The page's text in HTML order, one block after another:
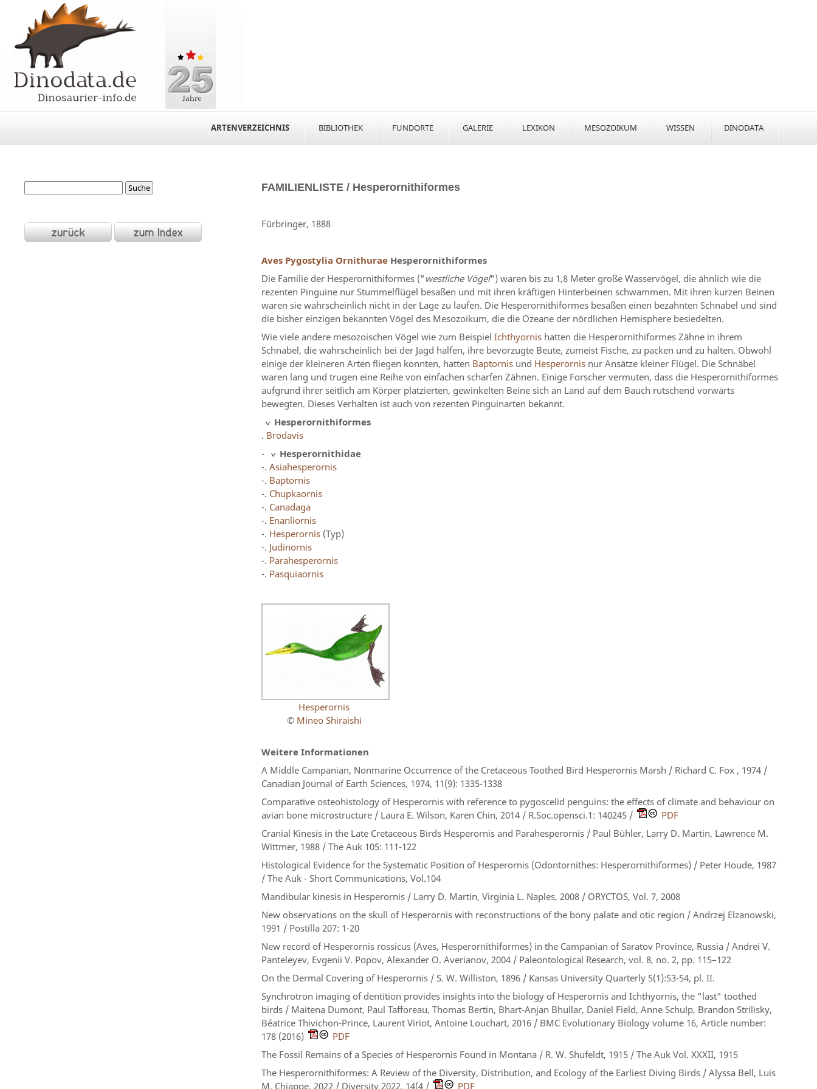
ARTENVERZEICHNIS BIBLIOTHEK FUNDORTE GALERIE LEXIKON MESOZOIKUM WISSEN DINODATA
FAMILIENLISTE / Hesperornithiformes
Fürbringer, 1888
Aves Pygostylia Ornithurae Hesperornithiformes
Die Familie der Hesperornithiformes (" westliche Vögel") waren bis zu 1,8 Meter große Wasservögel, die ähnlich wie die
rezenten Pinguine nur Stummelflügel besaßen und mit ihren kräftigen Hinterbeinen schwammen. Mit ihren kurzen Beinen
waren sie wahrscheinlich nicht in der Lage zu laufen. Die Hesperornithiformes besaßen einen bezahnten Schnabel und sind
die bisher einzigen bekannten Vögel des Mesozoikum, die die Ozeane der nördlichen Hemisphere besiedelten.
Wie viele andere mesozoischen Vögel wie zum Beispiel Ichthyornis hatten die Hesperornithiformes Zähne in ihrem
Schnabel, die wahrscheinlich bei der Jagd halfen, ihre bevorzugte Beute, zumeist Fische, zu packen und zu halten. Obwohl
einige der kleineren Arten fliegen konnten, hatten Baptornis und Hesperornis nur Ansätze kleiner Flügel. Die Schnäbel
waren lang und trugen eine Reihe von einfachen scharfen Zähnen. Einige Forscher vermuten, dass die Hesperornithiformes
aufgrund ihrer seitlich am Körper platzierten, gewinkelten Beine sich an Land auf dem Bauch rutschend vorwärts
bewegten. Dieses Verhalten ist auch von rezenten Pinguinarten bekannt.
Hesperornithiformes
. Brodavis
-
Hesperornithidae
-. Asiahesperornis
-. Baptornis
-. Chupkaornis
-. Canadaga
-. Enanliornis
-. Hesperornis (Typ)
-. Judinornis
-. Parahesperornis
-. Pasquiaornis
Hesperornis
© Mineo Shiraishi
Weitere Informationen
A Middle Campanian, Nonmarine Occurrence of the Cretaceous Toothed Bird Hesperornis Marsh / Richard C. Fox , 1974 /
Canadian Journal of Earth Sciences, 1974, 11(9): 1335-1338
Comparative osteohistology of Hesperornis with reference to pygoscelid penguins: the effects of climate and behaviour on
avian bone microstructure / Laura E. Wilson, Karen Chin, 2014 / R.Soc.opensci.1: 140245 /
PDF
Cranial Kinesis in the Late Cretaceous Birds Hesperornis and Parahesperornis / Paul Bühler, Larry D. Martin, Lawrence M.
Wittmer, 1988 / The Auk 105: 111-122
Histological Evidence for the Systematic Position of Hesperornis (Odontornithes: Hesperornithiformes) / Peter Houde, 1987
/ The Auk - Short Communications, Vol.104
Mandibular kinesis in Hesperornis / Larry D. Martin, Virginia L. Naples, 2008 / ORYCTOS, Vol. 7, 2008
New observations on the skull of Hesperornis with reconstructions of the bony palate and otic region / Andrzej Elzanowski,
1991 / Postilla 207: 1-20
New record of Hesperornis rossicus (Aves, Hesperornithiformes) in the Campanian of Saratov Province, Russia / Andrei V.
Panteleyev, Evgenii V. Popov, Alexander O. Averianov, 2004 / Paleontological Research, vol. 8, no. 2, pp. 115–122
On the Dermal Covering of Hesperornis / S. W. Williston, 1896 / Kansas University Quarterly 5(1):53-54, pl. II.
Synchrotron imaging of dentition provides insights into the biology of Hesperornis and Ichthyornis, the "last" toothed
birds / Maitena Dumont, Paul Tafforeau, Thomas Bertin, Bhart-Anjan Bhullar, Daniel Field, Anne Schulp, Brandon Strilisky,
Béatrice Thivichon-Prince, Laurent Viriot, Antoine Louchart, 2016 / BMC Evolutionary Biology volume 16, Article number:
178 (2016)
PDF
The Fossil Remains of a Species of Hesperornis Found in Montana / R. W. Shufeldt, 1915 / The Auk Vol. XXXII, 1915
The Hesperornithiformes: A Review of the Diversity, Distribution, and Ecology of the Earliest Diving Birds / Alyssa Bell, Luis
M. Chiappe, 2022 / Diversity 2022, 14(4 /
PDF